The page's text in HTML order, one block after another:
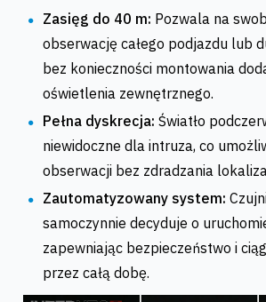
Zasięg do 40 m: Pozwala na
obserwację całego podjazdu lub
bez konieczności montowania
oświetlenia zewnętrznego.
Pełna dyskrecja: Światło
niewidoczne dla intruza, co
obserwacji bez zdradzania
Zautomatyzowany system:
samoczynnie decyduje o
zapewniając bezpieczeństwo i
przez całą dobę.